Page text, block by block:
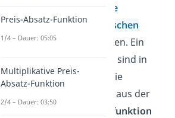
Grenzprodukt und die
Grenzrate der technischen
Substitution
berechnen. Ein
ganz zentraler Begriff sind in
der Mikroökonomik die
, die sich aus der
Kostenfunktion
Preis-Absatz-Funktion
1/4 – Dauer: 05:05
Multiplikative Preis-
Absatz-Funktion
2/4 – Dauer: 03:50